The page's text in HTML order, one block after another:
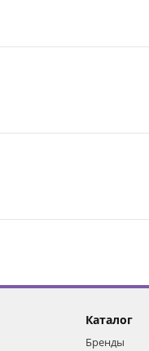
Каталог
Бренды